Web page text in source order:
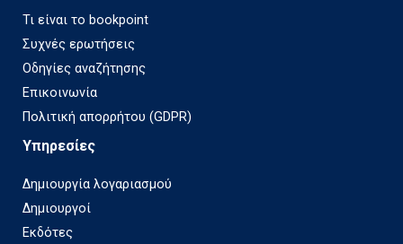
Τι είναι το bookpoint
Συχνές ερωτήσεις
Οδηγίες αναζήτησης
Επικοινωνία
Πολιτική απορρήτου (GDPR)
Υπηρεσίες
Δημιουργία λογαριασμού
Δημιουργοί
Εκδότες